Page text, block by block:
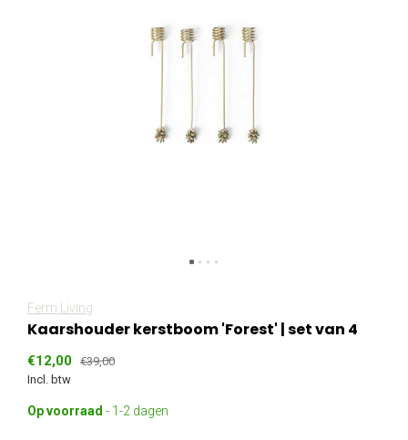
Ferm Living
Kaarshouder kerstboom 'Forest' | set van 4
€12,00 €39,00
Incl. btw
Op voorraad - 1-2 dagen